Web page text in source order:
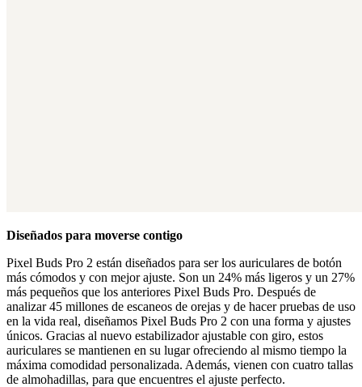
Diseñados para moverse contigo
Pixel Buds Pro 2 están diseñados para ser los auriculares de botón
más cómodos y con mejor ajuste. Son un 24% más ligeros y un 27%
más pequeños que los anteriores Pixel Buds Pro. Después de
analizar 45 millones de escaneos de orejas y de hacer pruebas de uso
en la vida real, diseñamos Pixel Buds Pro 2 con una forma y ajustes
únicos. Gracias al nuevo estabilizador ajustable con giro, estos
auriculares se mantienen en su lugar ofreciendo al mismo tiempo la
máxima comodidad personalizada. Además, vienen con cuatro tallas
de almohadillas, para que encuentres el ajuste perfecto.